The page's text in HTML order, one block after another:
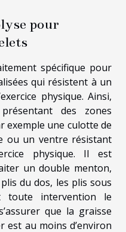
pour
spécifique pour
qui résistent à un
physique. Ainsi,
des zones
exemple une culotte de
ou un ventre résistant
physique. Il est
un double menton,
du dos, les plis sous
toute intervention le
que la graisse
est au moins d’environ